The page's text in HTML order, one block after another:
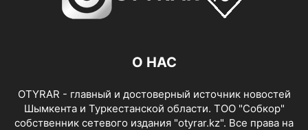
О НАС
OTYRAR - главный и достоверный источник новостей
Шымкента и Туркестанской области. ТОО "Собкор"
собственник сетевого издания "otyrar.kz". Все права на